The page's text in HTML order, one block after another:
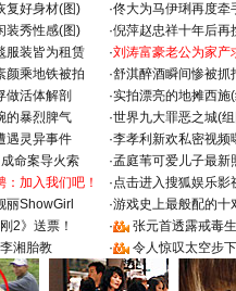
复好身材(图) ·佟大为马伊琍再度牵
装秀性感(图) ·倪萍赵忠祥十年后再
服装皆为租赁 ·刘涛富豪老公为家产
颜乘地铁被拍 ·舒淇醉酒瞬间惨被抓
做活体解剖 ·实拍漂亮的地摊西施
的暴烈脾气 ·世界九大罪恶之城(
遇灵异事件 ·李孝利新欢私密视频
成命案导火索 ·孟庭苇可爱儿子最新
：加入我们吧！ ·点击进入搜狐娱乐影
丽ShowGirl ·游戏史上最般配的十
2》送票！ ·
张元首透露戒毒
湘胎教 · 令人惊叹太空步